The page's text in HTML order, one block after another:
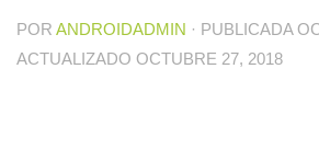
POR ANDROIDADMIN · PUBLICADA
ACTUALIZADO OCTUBRE 27, 2018